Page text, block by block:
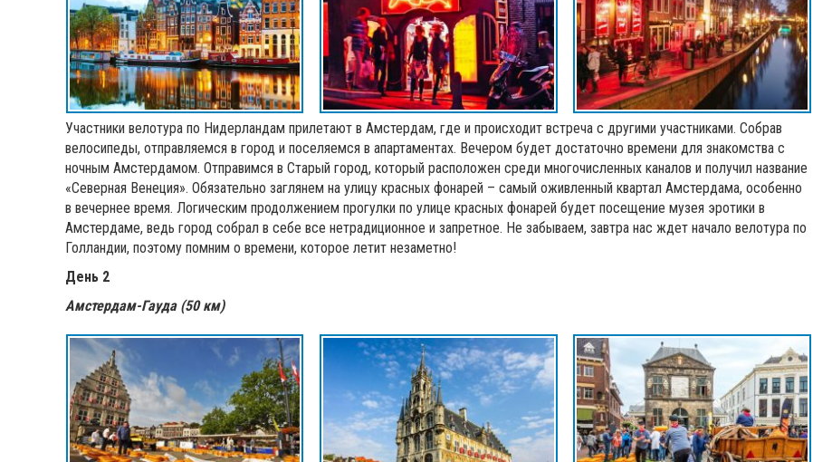
Участники велотура по Нидерландам прилетают в Амстердам, где и происходит встреча с другими участниками. Собрав
велосипеды, отправляемся в город и поселяемся в апартаментах. Вечером будет достаточно времени для знакомства с
ночным Амстердамом. Отправимся в Старый город, который расположен среди многочисленных каналов и получил название
«Северная Венеция». Обязательно заглянем на улицу красных фонарей – самый оживленный квартал Амстердама, особенно
в вечернее время. Логическим продолжением прогулки по улице красных фонарей будет посещение музея эротики в
Амстердаме, ведь город собрал в себе все нетрадиционное и запретное. Не забываем, завтра нас ждет начало велотура по
Голландии, поэтому помним о времени, которое летит незаметно!
День 2
Амстердам-Гауда (50 км)